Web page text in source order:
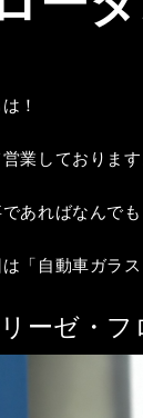
！
業しておりま
あればなんで
「自動車ガラ
ーゼ・